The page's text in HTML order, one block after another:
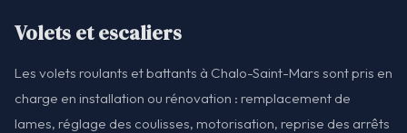
Volets et escaliers
Les volets roulants et battants à Chalo-Saint-Mars sont pris en
charge en installation ou rénovation : remplacement de
lames, réglage des coulisses, motorisation, reprise des arrêts